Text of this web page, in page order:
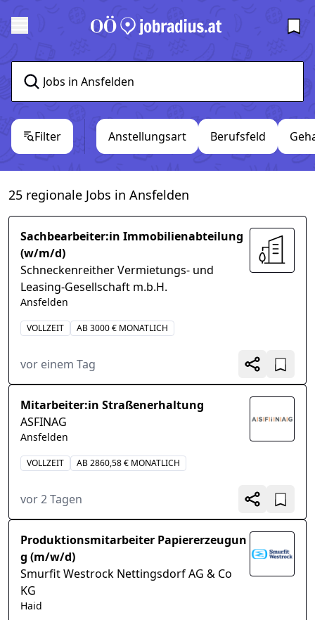
Filter Anstellungsart Berufsfeld
25 regionale Jobs in Ansfelden
Sachbearbeiter:in Immobilienabteilung
(w/m/d)
Schneckenreither Vermietungs- und
Leasing-Gesellschaft m.b.H.
Ansfelden
VOLLZEIT AB 3000 € MONATLICH
vor einem Tag
Mitarbeiter:in Straßenerhaltung
ASFINAG
Ansfelden
VOLLZEIT AB 2860,58 € MONATLICH
vor 2 Tagen
Produktionsmitarbeiter Papiererzeugun
g (m/w/d)
Smurfit Westrock Nettingsdorf AG & Co
KG
Haid